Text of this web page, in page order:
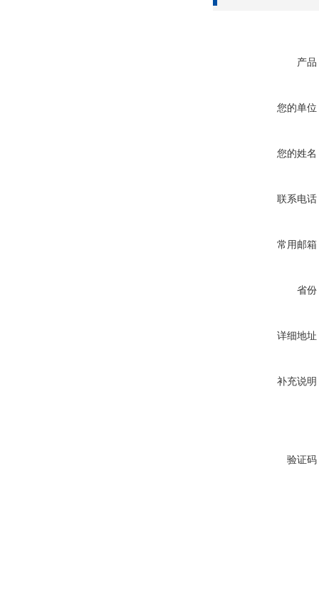
产品
您的单位
您的姓名
联系电话
常用邮箱
省份
详细地址
补充说明
验证码